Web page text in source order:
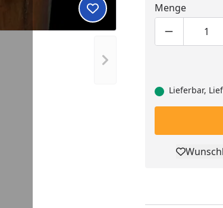
Nächstes Bild anzeigen
Produkt zur Wunschliste
Menge
Lieferbar,